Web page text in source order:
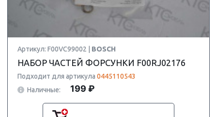
Артикул: F00VC99002 | BOSCH
НАБОР ЧАСТЕЙ ФОРСУНКИ F00RJ02176
Подходит для артикула 0445110543
Наличные:
199 ₽